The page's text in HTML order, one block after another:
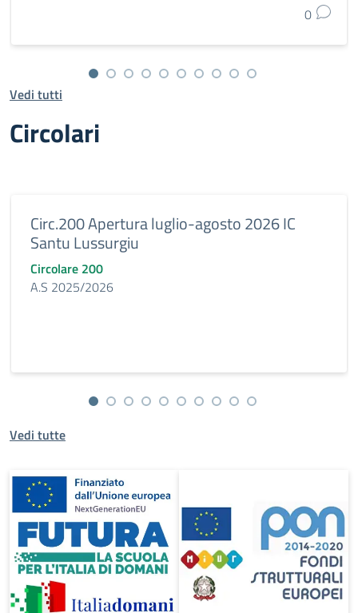
0
Vedi tutti
Circolari
Circ.200 Apertura luglio-agosto 2026 IC
Santu Lussurgiu
Circolare 200
A.S 2025/2026
Vedi tutte